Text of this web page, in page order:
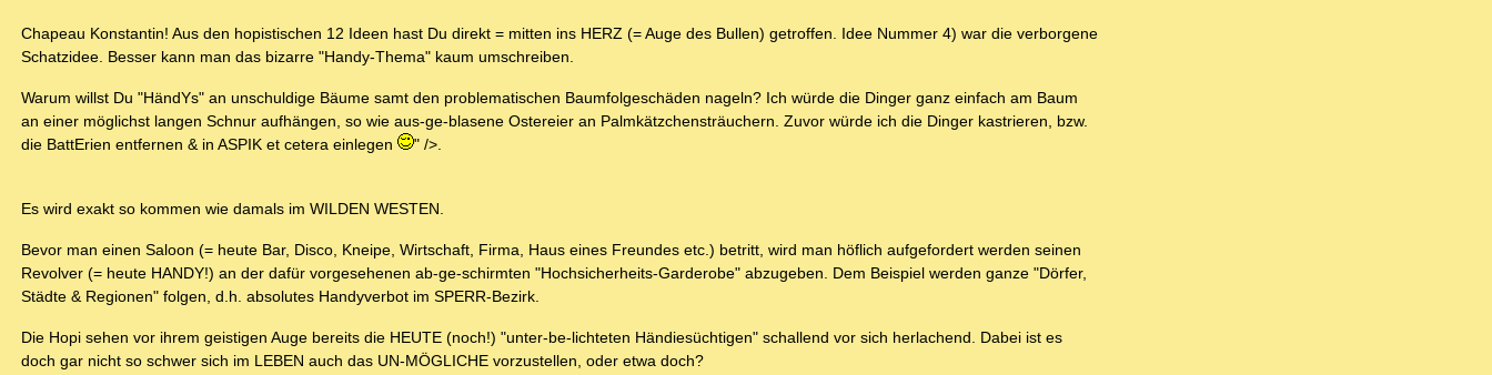
Chapeau Konstantin! Aus den hopistischen 12 Ideen hast Du direkt = mitten ins HERZ (= Auge des Bullen) getroffen. Idee Nummer 4) war die verborgene
Schatzidee. Besser kann man das bizarre "Handy-Thema" kaum umschreiben.
Warum willst Du "HändYs" an unschuldige Bäume samt den problematischen Baumfolgeschäden nageln? Ich würde die Dinger ganz einfach am Baum
an einer möglichst langen Schnur aufhängen, so wie aus-ge-blasene Ostereier an Palmkätzchensträuchern. Zuvor würde ich die Dinger kastrieren, bzw.
die BattErien entfernen & in ASPIK et cetera einlegen
" />.
Es wird exakt so kommen wie damals im WILDEN WESTEN.
Bevor man einen Saloon (= heute Bar, Disco, Kneipe, Wirtschaft, Firma, Haus eines Freundes etc.) betritt, wird man höflich aufgefordert werden seinen
Revolver (= heute HANDY!) an der dafür vorgesehenen ab-ge-schirmten "Hochsicherheits-Garderobe" abzugeben. Dem Beispiel werden ganze "Dörfer,
Städte & Regionen" folgen, d.h. absolutes Handyverbot im SPERR-Bezirk.
Die Hopi sehen vor ihrem geistigen Auge bereits die HEUTE (noch!) "unter-be-lichteten Händiesüchtigen" schallend vor sich herlachend. Dabei ist es
doch gar nicht so schwer sich im LEBEN auch das UN-MÖGLICHE vorzustellen, oder etwa doch?